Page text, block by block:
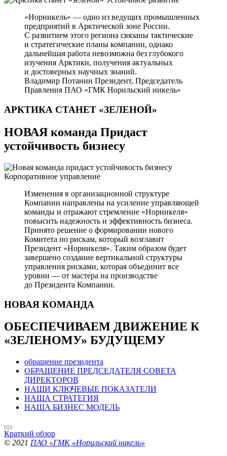
«Норникель» — одно из ведущих промышленных
предприятий в Арктической зоне России.
С развитием этого региона связаны тактические
и стратегические планы компании, однако
дальнейшая работа невозможна без глубокого
изучения Арктики, получения актуальных
и достоверных научных знаний.
Владимир Потанин Президент, Председатель
Правления ПАО «ГМК Норильский никель»
АРКТИКА СТАНЕТ «ЗЕЛЕНОЙ»
НОВАЯ команда Придаст
устойчивость бизнесу
Корпоративное управление
Изменения в организационной структуре
Компании направлены на усиление управляющей
команды и отражают стремление «Норникеля»
повысить надежность и эффективность бизнеса.
Принято решение о формировании нового
Комитета по рискам, который возглавит
Президент «Норникеля». Таким образом будет
завершено создание вертикальной структуры
управления рисками, которая объединит все
уровни — от мастера на производстве
до Президента Компании.
НОВАЯ КОМАНДА
ОБЕСПЕЧИВАЕМ ДВИЖЕНИЕ К
«ЗЕЛЕНОМУ» БУДУЩЕМУ
обращение президента
ОБРАЩЕНИЕ ПРЕДСЕДАТЕЛЯ СОВЕТА
ДИРЕКТОРОВ
НАШИ КЛЮЧЕВЫЕ ПОКАЗАТЕЛИ
НАША СТРАТЕГИЯ
НАША БИЗНЕС МОДЕЛЬ
Краткий обзор
© 2021 ПАО «ГМК «Норильский никель»